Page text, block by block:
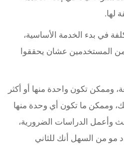
لها.
في بدء الخدمة الأساسية،
المستخدمين عشان يحققوا
وممكن تكون واحدة منها أو أكثر
وممكن ما تكون أي وحدة منها
وأعمل الدراسات الضرورية،
مو من السهل أنك للثاني